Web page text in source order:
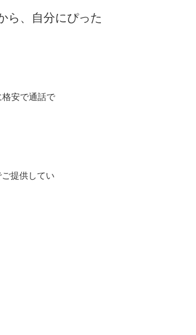
ら、自分にぴった
安で通話で
提供してい